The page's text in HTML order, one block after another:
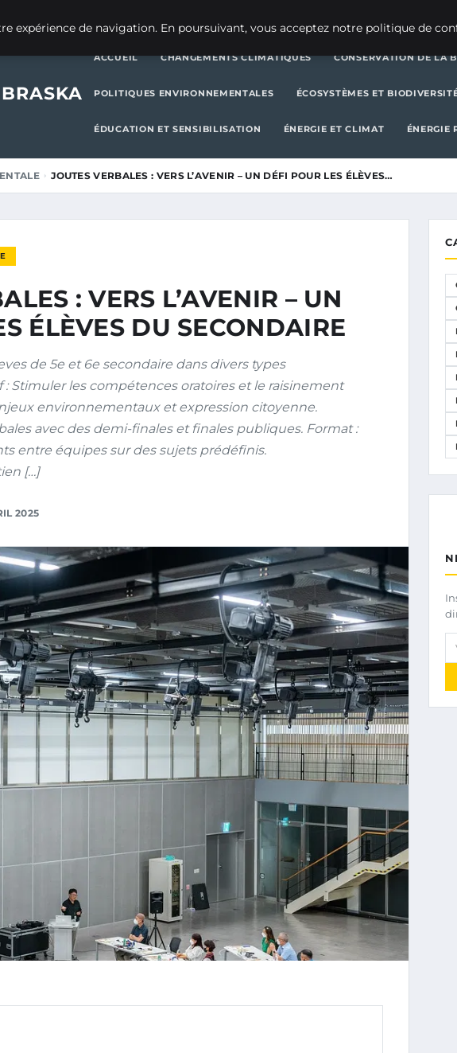
ACCUEIL CHANGEMENTS CLIMATIQUES CONSERVATION DE LA
POLITIQUES ENVIRONNEMENTALES ÉCOSYSTÈMES ET
ÉDUCATION ET SENSIBILISATION ÉNERGIE ET CLIMAT ÉNERGIE
JOUTES VERBALES : VERS L’AVENIR – UN DÉFI POUR LES ÉLÈVES…
: VERS L’AVENIR – UN
ÉLÈVES DU SECONDAIRE
de 5e et 6e secondaire dans divers types
: Stimuler les compétences oratoires et le raisinement
environnementaux et expression citoyenne.
avec des demi-finales et finales publiques. Format :
entre équipes sur des sujets prédéfinis.
[…]
2025
expérience de navigation. En poursuivant, vous acceptez notre politique de